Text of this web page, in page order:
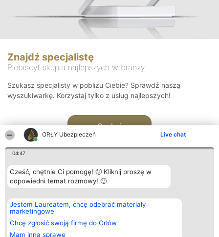
ORŁY Ubezpieczeń Live chat
04:47
Cześć, chętnie Ci pomogę! 🙂 Kliknij proszę w
odpowiedni temat rozmowy! 🙂
Jestem Laureatem, chcę odebrać materiały
marketingowe
Chcę zgłosić swoją firmę do Orłów
Mam inną sprawę
Znajdź specjalistę
Plebiscyt skupia najlepszych w branży
Szukasz specjalisty w pobliżu Ciebie? Sprawdź naszą
wyszukiwarkę. Korzystaj tylko z usług najlepszych!
Szukaj
Organizator plebiscytu
Bright Side Solutions sp. z o.
o. sp. k.
ul. Ruska 22
Wrocław 50-079
KRS 0000749100 | Regon
Plebiscyt
Laureaci
wszystkich
Laureatów
Kontakt
Kontakt